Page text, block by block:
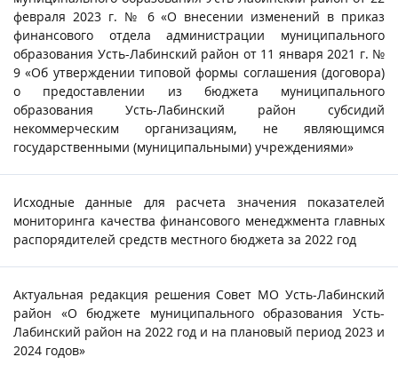
февраля 2023 г. № 6 «О внесении изменений в приказ
финансового отдела администрации муниципального
образования Усть-Лабинский район от 11 января 2021 г. №
9 «Об утверждении типовой формы соглашения (договора)
о предоставлении из бюджета муниципального
образования Усть-Лабинский район субсидий
некоммерческим организациям, не являющимся
государственными (муниципальными) учреждениями»
Исходные данные для расчета значения показателей
мониторинга качества финансового менеджмента главных
распорядителей средств местного бюджета за 2022 год
Актуальная редакция решения Совет МО Усть-Лабинский
район «О бюджете муниципального образования Усть-
Лабинский район на 2022 год и на плановый период 2023 и
2024 годов»